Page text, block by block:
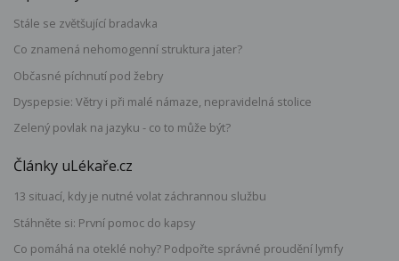
Stále se zvětšující bradavka
Co znamená nehomogenní struktura jater?
Občasné píchnutí pod žebry
Dyspepsie: Větry i při malé námaze, nepravidelná stolice
Zelený povlak na jazyku - co to může být?
Články uLékaře.cz
13 situací, kdy je nutné volat záchrannou službu
Stáhněte si: První pomoc do kapsy
Co pomáhá na oteklé nohy? Podpořte správné proudění lymfy